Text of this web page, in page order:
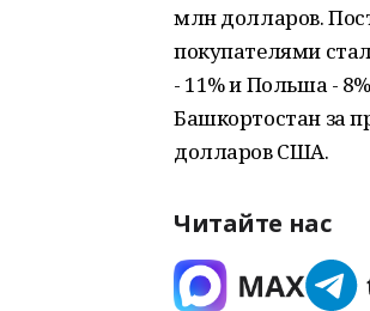
млн долларов.
покупателями
- 11% и Польша -
Башкортостан за
долларов США.
Читайте нас